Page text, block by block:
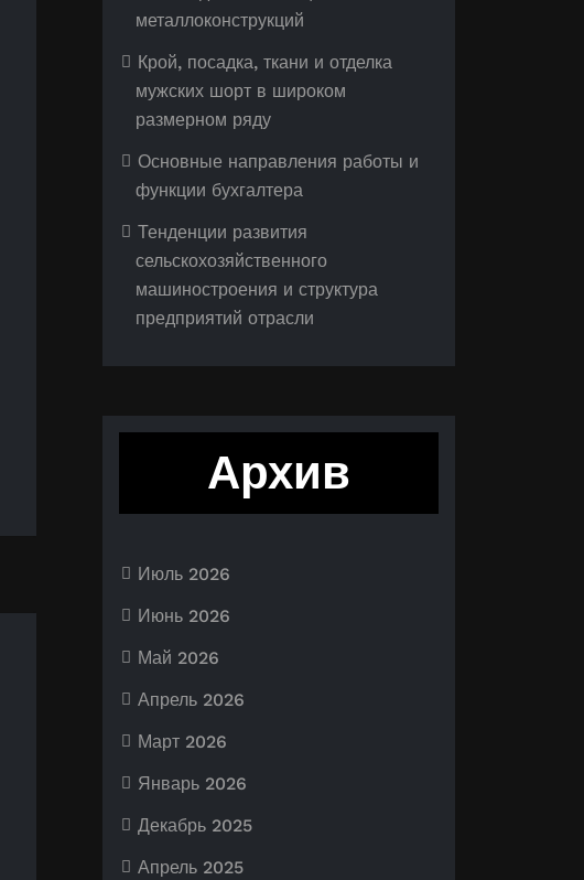
металлоконструкций
Крой, посадка, ткани и отделка
мужских шорт в широком
размерном ряду
Основные направления работы и
функции бухгалтера
Тенденции развития
сельскохозяйственного
машиностроения и структура
предприятий отрасли
Архив
Июль 2026
Июнь 2026
Май 2026
Апрель 2026
Март 2026
Январь 2026
Декабрь 2025
Апрель 2025